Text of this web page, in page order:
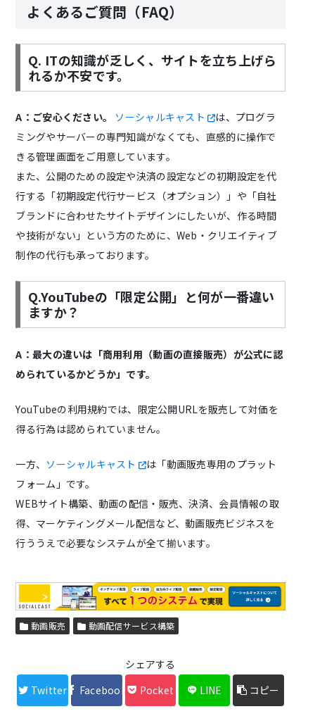
よくあるご質問（FAQ）
Q. ITの知識が乏しく、サイトを立ち上げら
れるか不安です。
A： ご安心ください。 ソーシャルキャスト
は、プログラ
ミングやサーバーの専門知識がなくても、直感的に操作で
きる管理画面をご用意しています。
また、公開のための設定や決済の設定などの初期設定を代
行する「初期設定代行サービス（オプション）」や「自社
ブランドに合わせたサイトデザインにしたいが、作る時間
や技術がない」という方のために、Web・クリエイティブ
制作の代行も承っております。
Q.YouTubeの「限定公開」と何が一番違い
ますか？
A： 最大の違いは「商用利用（動画の直接販売）が公式に認
められているかどうか」です。
YouTubeの利用規約では、限定公開URLを販売して対価を
得る行為は認められていません。
一方、 ソーシャルキャスト
は「動画販売専用のプラット
フォーム」です。
WEBサイト構築、動画の配信・販売、決済、会員情報の取
得、マーケティングメール配信など、動画販売ビジネスを
行ううえで必要なシステムが全て揃います。
動画販売 動画配信サービス構築
シェアする
Twitter
Facebook Pocket LINE コピー